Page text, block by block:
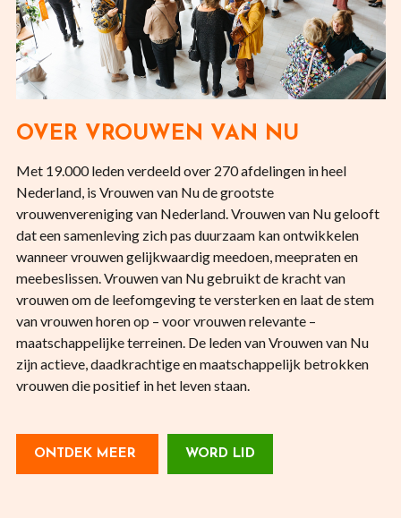
OVER VROUWEN VAN NU
Met 19.000 leden verdeeld over 270 afdelingen in heel
Nederland, is Vrouwen van Nu de grootste
vrouwenvereniging van Nederland. Vrouwen van Nu gelooft
dat een samenleving zich pas duurzaam kan ontwikkelen
wanneer vrouwen gelijkwaardig meedoen, meepraten en
meebeslissen. Vrouwen van Nu gebruikt de kracht van
vrouwen om de leefomgeving te versterken en laat de stem
van vrouwen horen op – voor vrouwen relevante –
maatschappelijke terreinen. De leden van Vrouwen van Nu
zijn actieve, daadkrachtige en maatschappelijk betrokken
vrouwen die positief in het leven staan.
ONTDEK MEER WORD LID